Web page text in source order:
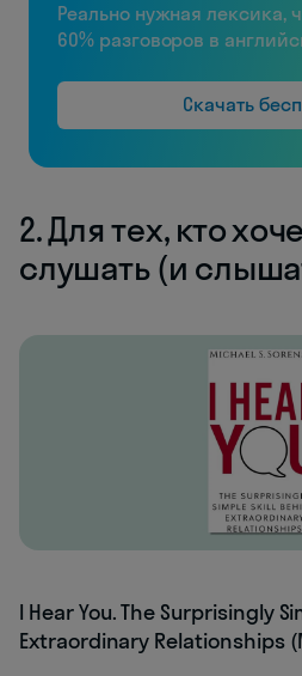
Реально нужная лексика,
60% разговоров в
Скачать
2. Для тех, кто
слушать (и
I Hear You. The Surprisingly
Extraordinary Relationships